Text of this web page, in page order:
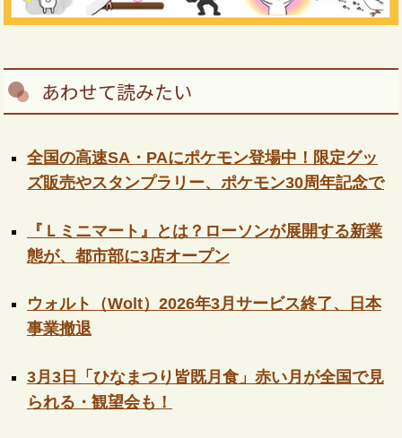
あわせて読みたい
全国の高速SA・PAにポケモン登場中！限定グッ
ズ販売やスタンプラリー、ポケモン30周年記念で
『Ｌミニマート』とは？ローソンが展開する新業
態が、都市部に3店オープン
ウォルト（Wolt）2026年3月サービス終了、日本
事業撤退
3月3日「ひなまつり皆既月食」赤い月が全国で見
られる・観望会も！